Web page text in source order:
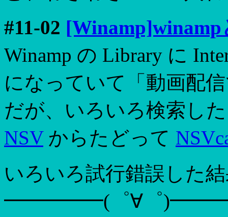
#11-02 [Winamp]winamp
Winamp の Library に
になっていて「動画配
だが、いろいろ検索し
NSVからたどって
いろいろ試行錯誤した
━━━━━(゜∀゜